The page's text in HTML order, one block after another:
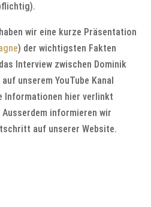
wir eine kurze Präsentation
) der wichtigsten Fakten
Interview zwischen Dominik
unserem YouTube Kanal
Informationen hier verlinkt
informieren wir
auf unserer Website.